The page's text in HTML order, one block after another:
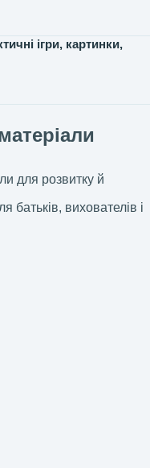
ігри, картинки,
для розвитку й
батьків, вихователів і